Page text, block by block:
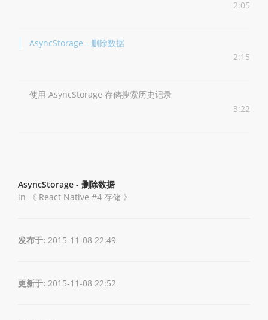
2:05
AsyncStorage - 删除数据
2:15
使用 AsyncStorage 存储搜索历史记录
3:22
AsyncStorage - 删除数据
in 《 React Native #4 存储 》
发布于: 2015-11-08 22:49
更新于: 2015-11-08 22:52